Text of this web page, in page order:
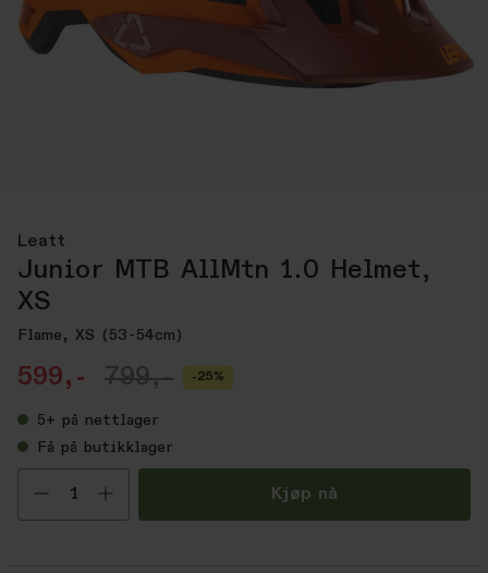
Leatt
Junior MTB AllMtn 1.0 Helmet,
XS
Flame, XS (53-54cm)
599,- 799,- -25%
5+ på nettlager
Få på butikklager
Velg antall Kjøp nå